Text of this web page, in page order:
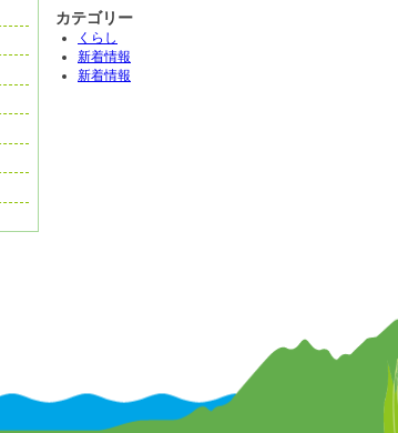
カテゴリー
くらし
新着情報
新着情報